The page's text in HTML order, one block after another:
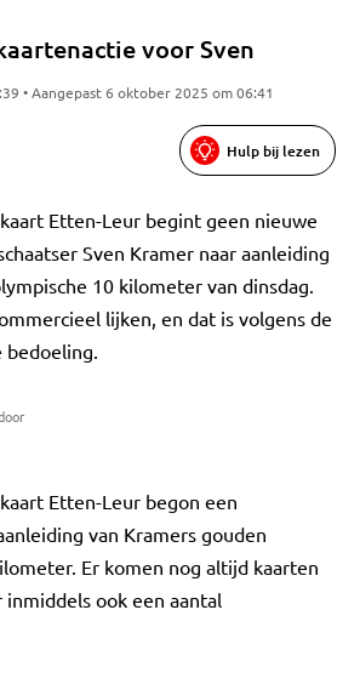
voor Sven
• Aangepast 6 oktober 2025 om 06:41
Hulp bij lezen
Etten-Leur begint geen nieuwe
Sven Kramer naar aanleiding
10 kilometer van dinsdag.
lijken, en dat is volgens de
bedoeling.
Etten-Leur begon een
van Kramers gouden
Er komen nog altijd kaarten
inmiddels ook een aantal